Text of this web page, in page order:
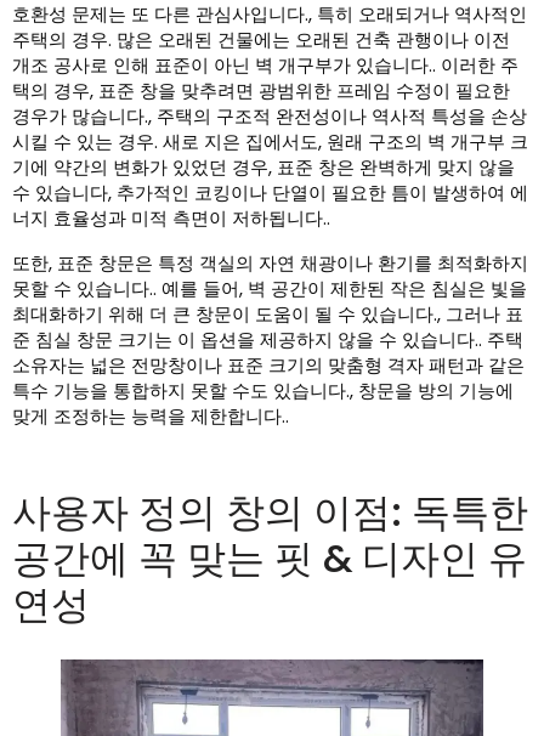
호환성 문제는 또 다른 관심사입니다., 특히 오래되거나 역사적인
주택의 경우. 많은 오래된 건물에는 오래된 건축 관행이나 이전
개조 공사로 인해 표준이 아닌 벽 개구부가 있습니다.. 이러한 주
택의 경우, 표준 창을 맞추려면 광범위한 프레임 수정이 필요한
경우가 많습니다., 주택의 구조적 완전성이나 역사적 특성을 손상
시킬 수 있는 경우. 새로 지은 집에서도, 원래 구조의 벽 개구부 크
기에 약간의 변화가 있었던 경우, 표준 창은 완벽하게 맞지 않을
수 있습니다, 추가적인 코킹이나 단열이 필요한 틈이 발생하여 에
너지 효율성과 미적 측면이 저하됩니다..
또한, 표준 창문은 특정 객실의 자연 채광이나 환기를 최적화하지
못할 수 있습니다.. 예를 들어, 벽 공간이 제한된 작은 침실은 빛을
최대화하기 위해 더 큰 창문이 도움이 될 수 있습니다., 그러나 표
준 침실 창문 크기는 이 옵션을 제공하지 않을 수 있습니다.. 주택
소유자는 넓은 전망창이나 표준 크기의 맞춤형 격자 패턴과 같은
특수 기능을 통합하지 못할 수도 있습니다., 창문을 방의 기능에
맞게 조정하는 능력을 제한합니다..
사용자 정의 창의 이점: 독특한
공간에 꼭 맞는 핏 & 디자인 유
연성